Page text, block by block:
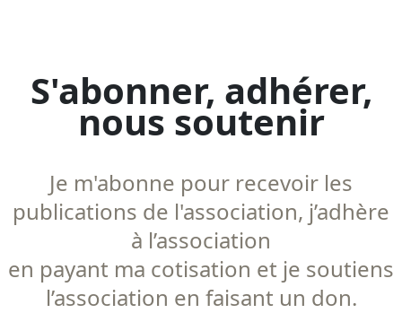
S'abonner, adhérer,
nous soutenir
Je m'abonne pour recevoir les
publications de l'association, j’adhère
à l’association
en payant ma cotisation et je soutiens
l’association en faisant un don.